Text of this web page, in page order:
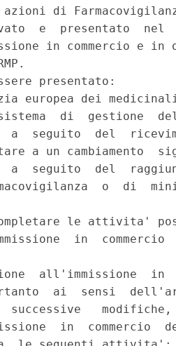
di
e  presentato  nel
in commercio e in
presentato:
europea dei
di  gestione
seguito  del
a un cambiamento
seguito  del
o  di
le attivita'
in  commercio
all'immissione  in
ai  sensi
e   successive
in  commercio